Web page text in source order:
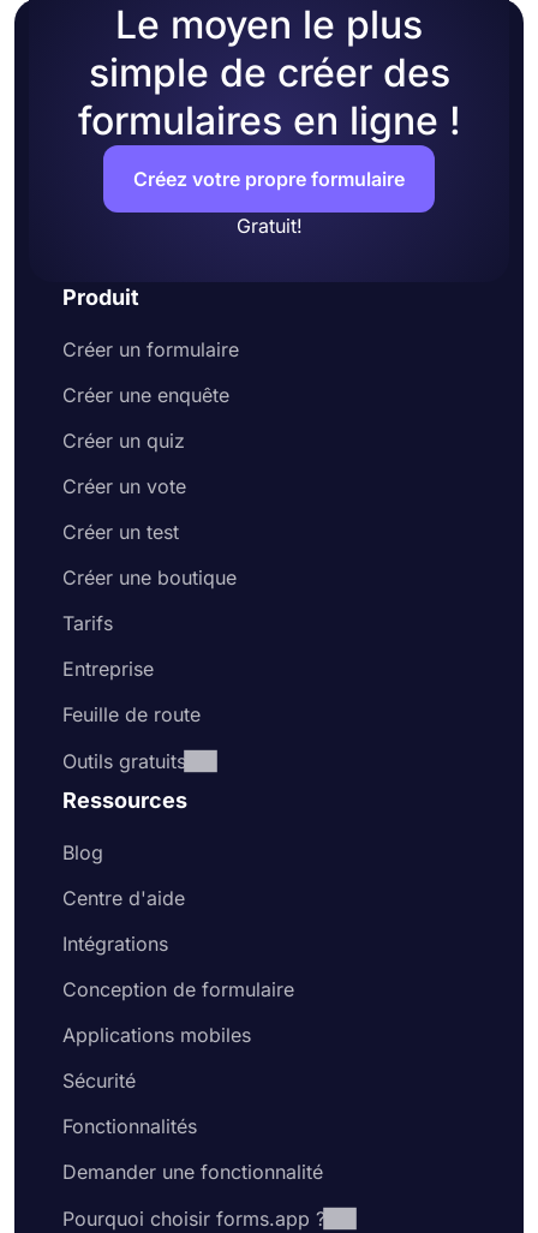
Le moyen le plus
simple de créer des
formulaires en ligne !
Créez votre propre formulaire
Gratuit!
Produit
Créer un formulaire
Créer une enquête
Créer un quiz
Créer un vote
Créer un test
Créer une boutique
Tarifs
Entreprise
Feuille de route
Outils gratuits
Ressources
Blog
Centre d'aide
Intégrations
Conception de formulaire
Applications mobiles
Sécurité
Fonctionnalités
Demander une fonctionnalité
Pourquoi choisir forms.app ?